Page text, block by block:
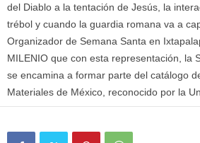
del Diablo a la tentación de Jesús, la
trébol y cuando la guardia romana va a
Organizador de Semana Santa en
MILENIO que con esta representación, la
se encamina a formar parte del catálogo
Materiales de México, reconocido por la